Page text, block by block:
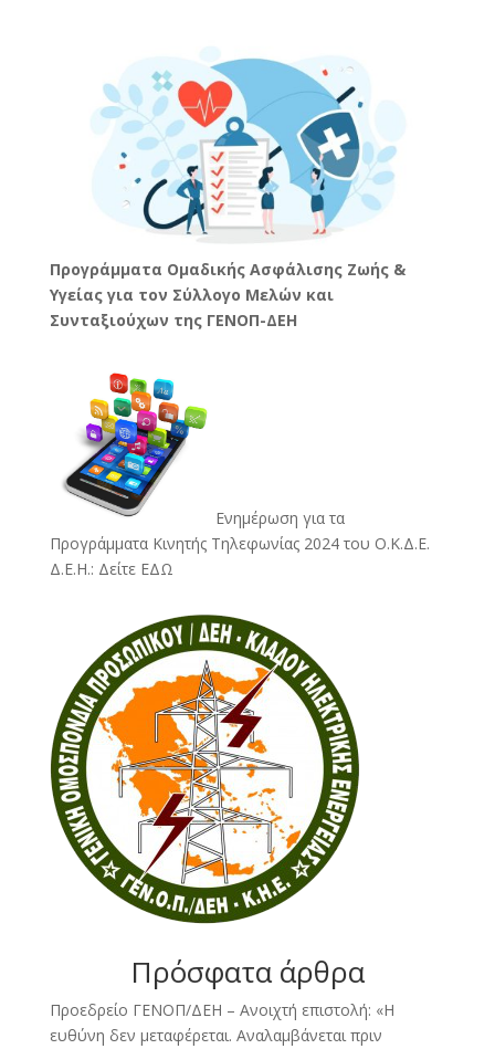
Προγράμματα Ομαδικής Ασφάλισης Ζωής &
Υγείας για τον Σύλλογο Μελών και
Συνταξιούχων της ΓΕΝΟΠ-ΔΕΗ
Ενημέρωση για τα
Προγράμματα Κινητής Τηλεφωνίας 2024 του Ο.Κ.Δ.Ε.
Δ.Ε.Η.: Δείτε ΕΔΩ
Πρόσφατα άρθρα
Προεδρείο ΓΕΝΟΠ/ΔΕΗ – Ανοιχτή επιστολή: «Η
ευθύνη δεν μεταφέρεται. Αναλαμβάνεται πριν